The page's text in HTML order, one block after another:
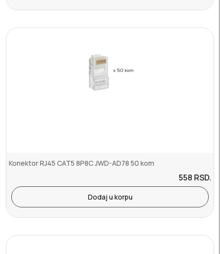
Konektor RJ45 CAT5 8P8C JWD-AD78 50 kom
558 RSD.
Dodaj u korpu